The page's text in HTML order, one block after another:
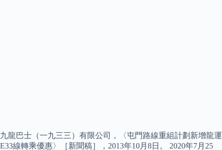
九龍巴士（一九三三）有限公司，〈屯門路線重組計劃新增龍運
E33線轉乘優惠〉［新聞稿］，2013年10月8日。 2020年7月25